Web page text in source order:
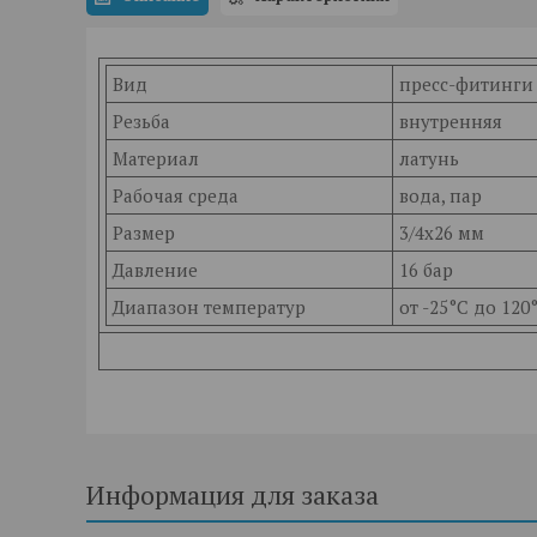
Вид
пресс-фитинги
Резьба
внутренняя
Материал
латунь
Рабочая среда
вода, пар
Размер
3/4х26 мм
Давление
16 бар
Диапазон температур
от -25°C до
Информация для заказа